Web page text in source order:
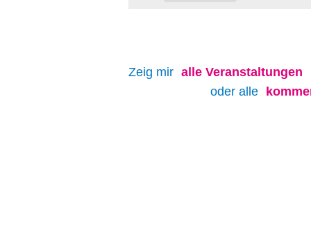
Zeig mir alle Veranstaltungen
oder alle